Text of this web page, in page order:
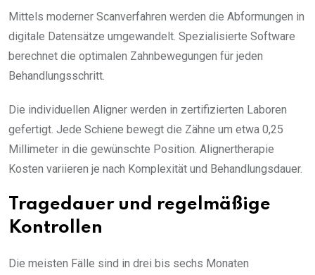
Mittels moderner Scanverfahren werden die Abformungen in
digitale Datensätze umgewandelt. Spezialisierte Software
berechnet die optimalen Zahnbewegungen für jeden
Behandlungsschritt.
Die individuellen Aligner werden in zertifizierten Laboren
gefertigt. Jede Schiene bewegt die Zähne um etwa 0,25
Millimeter in die gewünschte Position. Alignertherapie
Kosten variieren je nach Komplexität und Behandlungsdauer.
Tragedauer und regelmäßige
Kontrollen
Die meisten Fälle sind in drei bis sechs Monaten